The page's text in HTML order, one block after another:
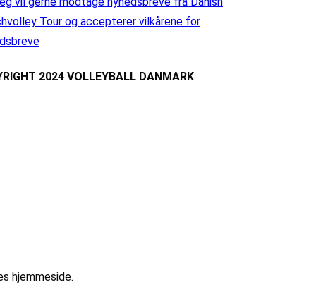
Tour og accepterer vilkårene for
2024 VOLLEYBALL DANMARK
hjemmeside.